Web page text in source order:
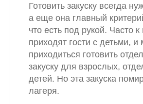
Готовить закуску всегда
а еще она главный
что есть под рукой. Часто к
приходят гости с детьми, и
приходиться готовить
закуску для взрослых,
детей. Но эта закуска
лагеря.